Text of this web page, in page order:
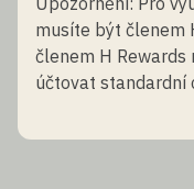
musíte být členem
členem H Rewards
účtovat standardní